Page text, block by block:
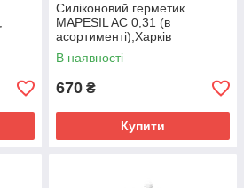
Силіконовий герметик
MAPESIL AC 0,31 (в
асортименті),Харків
В наявності
670 ₴
Купити